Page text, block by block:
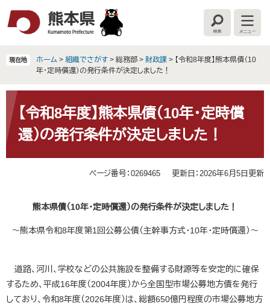
文
へ
検
索
メ
ニ
ー
現在地 ホーム > 組織でさがす > 総務部 > 財政課 > 【令和8年度】熊本県債（10
年・定時償還）の発行条件が決定しました！
文
【令和8年度】熊本県債（10年・定時償
還）の発行条件が決定しました！
ページ番号：0269465 更新日：2026年6月5日更新
熊本県債（10年・定時償還）の発行条件が決定しました！
～熊本県令和8年度第1回公募公債（主幹事方式・10年・定時償還）～
道路、河川、学校などの公共施設を整備する財源等を安定的に確保
するため、平成16年度（2004年度）から全国型市場公募地方債を発行
しており、令和8年度（2026年度）は、総額650億円程度の市場公募地方